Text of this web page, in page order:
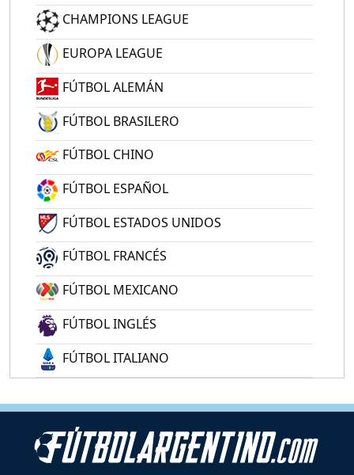
CHAMPIONS LEAGUE
EUROPA LEAGUE
FÚTBOL ALEMÁN
FÚTBOL BRASILERO
FÚTBOL CHINO
FÚTBOL ESPAÑOL
FÚTBOL ESTADOS UNIDOS
FÚTBOL FRANCÉS
FÚTBOL MEXICANO
FÚTBOL INGLÉS
FÚTBOL ITALIANO